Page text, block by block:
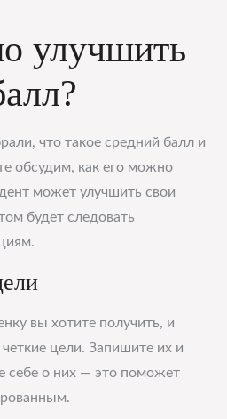
улучшить
что такое средний балл и
обсудим, как его можно
может улучшить свои
будет следовать
вы хотите получить, и
цели. Запишите их и
себе о них — это поможет